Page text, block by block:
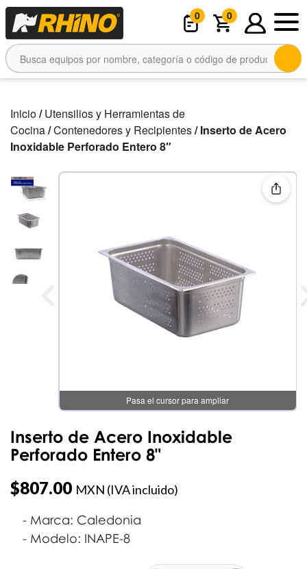
0 0
Inicio/Utensilios y Herramientas de
Cocina/Contenedores y Recipientes/ Inserto de Acero
Inoxidable Perforado Entero 8″
Pasa el cursor para ampliar
Inserto de Acero Inoxidable
Perforado Entero 8"
$807.00 MXN (IVA incluido)
Marca: Caledonia
Modelo: INAPE-8